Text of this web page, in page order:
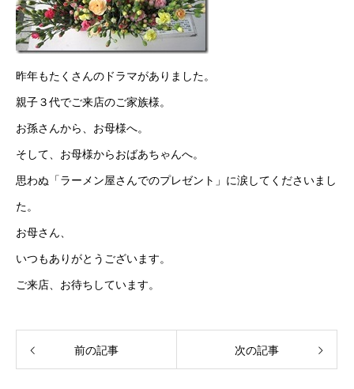
昨年もたくさんのドラマがありました。
親子３代でご来店のご家族様。
お孫さんから、お母様へ。
そして、お母様からおばあちゃんへ。
思わぬ「ラーメン屋さんでのプレゼント」に涙してくださいまし
た。
お母さん、
いつもありがとうございます。
ご来店、お待ちしています。
前の記事 次の記事